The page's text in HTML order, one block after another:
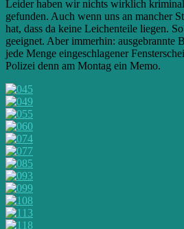
Leider haben wir nichts wirklich
gefunden. Auch wenn uns an mancher
hat, dass da keine Leichenteile liegen.
geeignet. Aber immerhin: ausgebrannte
jede Menge eingeschlagener
Polizei denn am Montag ein Memo.